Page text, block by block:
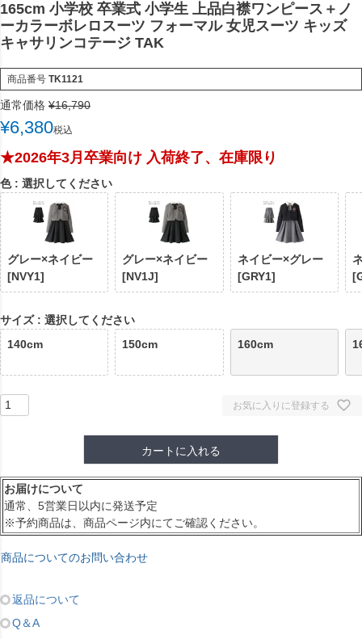
165cm 小学校 卒業式 小学生 上品白襟ワンピース＋ノ
ーカラーボレロスーツ フォーマル 女児スーツ キッズ
キャサリンコテージ TAK
商品番号 TK1121
通常価格 ¥16,790
¥6,380税込
★2026年3月卒業向け 入荷終了、在庫限り
色 選択してください
グレー×ネイビー
[NVY1]
グレー×ネイビー
[NV1J]
ネイビー×グレー
[GRY1]
サイズ
選択してください
140cm
150cm 160cm
お気に入りに登録する
カートに入れる
お届けについて
通常、5営業日以内に発送予定
※予約商品は、商品ページ内にてご確認ください。
商品についてのお問い合わせ
返品について
Q＆A